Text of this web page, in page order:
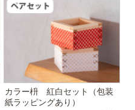
カラー枡 紅白セット（包装
紙ラッピングあり）